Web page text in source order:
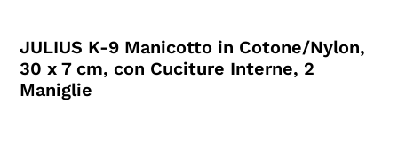
nel
carrello
JULIUS K-9 Manicotto in Cotone/Nylon,
30 x 7 cm, con Cuciture Interne, 2
Maniglie